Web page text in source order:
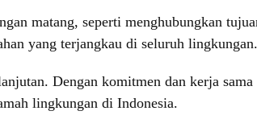
matang, seperti menghubungkan
yang terjangkau di seluruh lingkungan.
Dengan komitmen dan kerja
lingkungan di Indonesia.